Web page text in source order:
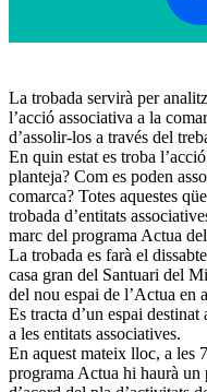
La trobada servirà per
l’acció associativa a la
d’assolir-los a través del
En quin estat es troba
planteja? Com es poden
comarca? Totes aquestes
trobada d’entitats
marc del programa Actua
La trobada es farà el
casa gran del Santuari del
del nou espai de l’Actua en
Es tracta d’un espai
a les entitats associatives.
En aquest mateix lloc, a les
programa Actua hi haurà un